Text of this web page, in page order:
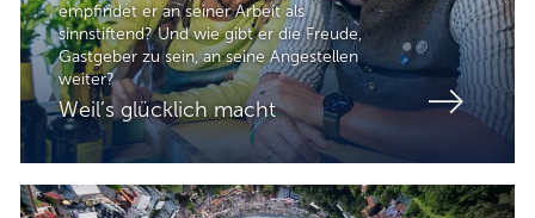
empfindet er an seiner Arbeit als
sinnstiftend? Und wie gibt er die Freude,
Gastgeber zu sein, an seine Angestellen
weiter?
Weil’s glücklich macht